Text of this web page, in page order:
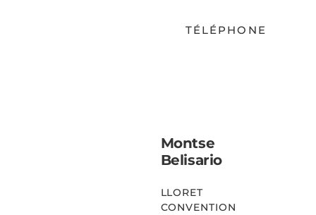
TÉLÉPHONE
Montse
Belisario
LLORET
CONVENTION